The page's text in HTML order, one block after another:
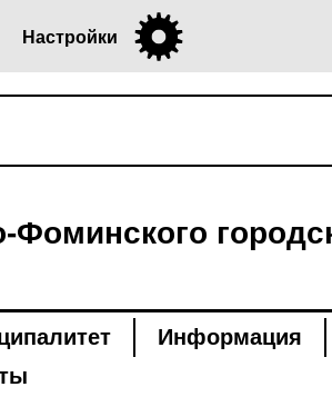
Настройки
Информация